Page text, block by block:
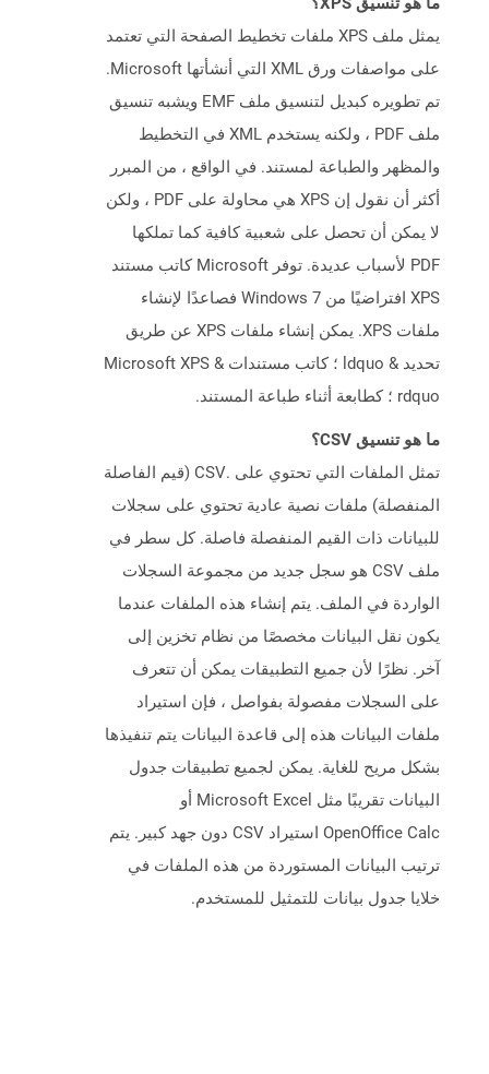
يمثل ملف XPS ملفات تخطيط الصفحة التي تعتمد
على مواصفات ورق XML التي أنشأتها Microsoft.
تم تطويره كبديل لتنسيق ملف EMF ويشبه تنسيق
ملف PDF ، ولكنه يستخدم XML في التخطيط
والمظهر والطباعة لمستند. في الواقع ، من المبرر
أكثر أن نقول إن XPS هي محاولة على PDF ، ولكن
لا يمكن أن تحصل على شعبية كافية كما تملكها
PDF لأسباب عديدة. توفر Microsoft كاتب مستند
XPS افتراضيًا من Windows 7 فصاعدًا لإنشاء
ملفات XPS. يمكن إنشاء ملفات XPS عن طريق
تحديد & ldquo ؛ كاتب مستندات Microsoft XPS &
rdquo ؛ كطابعة أثناء طباعة المستند.
ما هو تنسيق CSV؟
تمثل الملفات التي تحتوي على .CSV (قيم الفاصلة
المنفصلة) ملفات نصية عادية تحتوي على سجلات
للبيانات ذات القيم المنفصلة فاصلة. كل سطر في
ملف CSV هو سجل جديد من مجموعة السجلات
الواردة في الملف. يتم إنشاء هذه الملفات عندما
يكون نقل البيانات مخصصًا من نظام تخزين إلى
آخر. نظرًا لأن جميع التطبيقات يمكن أن تتعرف
على السجلات مفصولة بفواصل ، فإن استيراد
ملفات البيانات هذه إلى قاعدة البيانات يتم تنفيذها
بشكل مريح للغاية. يمكن لجميع تطبيقات جدول
البيانات تقريبًا مثل Microsoft Excel أو
OpenOffice Calc استيراد CSV دون جهد كبير. يتم
ترتيب البيانات المستوردة من هذه الملفات في
خلايا جدول بيانات للتمثيل للمستخدم.